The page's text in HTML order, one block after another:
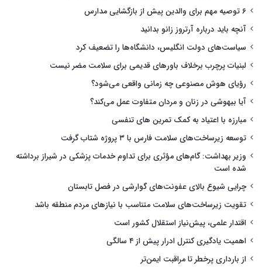
۶ توصیه مهم برای والدین پیش از بازگشایی مدارس
آنچه باید درباره آرتروز زانو بدانید
سیاست‌های دولت انگلیس، دانشگاه‌ها را تضعیف کرد
لبنیات پرچرب برخلاف باورهای قدیمی برای سلامت مضر نیست
رؤیای هوش مصنوعی چه زمانی واقعی می‌شود؟
آیا بیهوشی در زنان و مردان متفاوت عمل می‌کند؟
مبارزه با اعتیاد به کمک تمرین های تنفسی
توسعه زیرساخت‌های سلامت فارس با ۳ پروژه شتاب گرفت
وزیر بهداشت: گام‌های مؤثری برای تداوم خدمات پزشکی در شیراز برداشته
شده است
چرایی شیوع بالای عفونت‌های گوارشی در فصل تابستان
تقویت زیرساخت‌های سلامت متناسب با نیازهای مردم منطقه باشد
اقتدار علمی، پیش‌نیاز استقلال کشور است
اهمیت یادگیری کنترل ادرار پیش از ۴ سالگی
از بارداری پرخطر تا مراقبت ایمن‌تر